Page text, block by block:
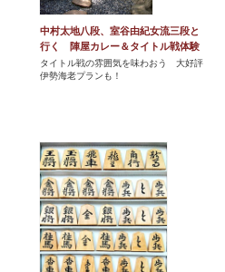
中村太地八段、室谷由紀女流三段と
行く 陣屋カレー＆タイトル戦体験
タイトル戦の雰囲気を味わおう 大好評
伊勢海老プランも！